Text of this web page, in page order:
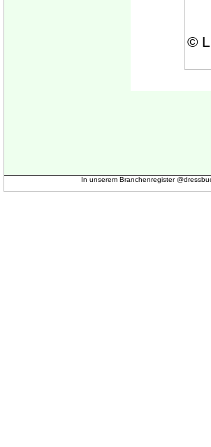
©
In unserem Branchenregister